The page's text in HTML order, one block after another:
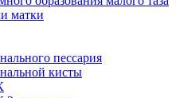
матки
пессария
кисты